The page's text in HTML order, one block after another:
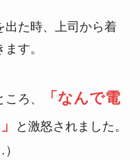
出た時、上司から着
す。
ろ、
「なんで電
と激怒されました。